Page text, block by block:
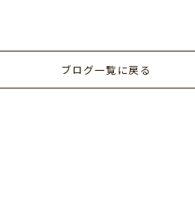
ブログ一覧に戻る